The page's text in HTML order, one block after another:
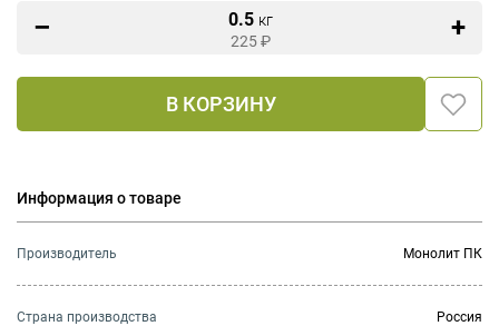
0.5 кг
225₽
В КОРЗИНУ
Информация о товаре
Производитель Монолит ПК
Страна производства Россия